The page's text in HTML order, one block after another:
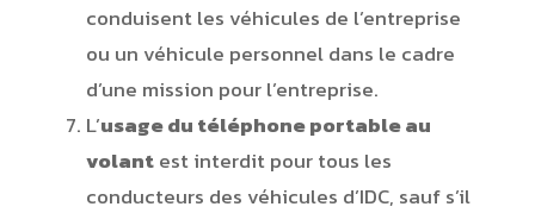
conduisent les véhicules de l’entreprise
ou un véhicule personnel dans le cadre
d’une mission pour l’entreprise.
L’usage du téléphone portable au
volantest interdit pour tous les
conducteurs des véhicules d’IDC, sauf s’il